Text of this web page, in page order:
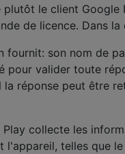
plutôt le client Google
de licence. Dans
fournit: son nom de
pour valider toute
la réponse peut être
collecte les
l'appareil, telles que